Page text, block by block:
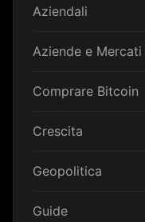
Aziendali
Aziende e Mercati
Comprare Bitcoin
Crescita
Geopolitica
Guide